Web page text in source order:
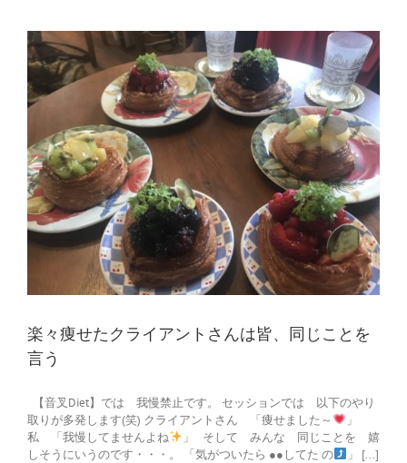
楽々痩せたクライアントさんは皆、同じことを
言う
【音叉Diet】では 我慢禁止です。 セッションでは 以下のやり
取りが多発します(笑) クライアントさん 「痩せました～
」
私 「我慢してませんよね
」 そして みんな 同じことを 嬉
しそうにいうのです・・・。 「気がついたら ●●してた の
」 [...]